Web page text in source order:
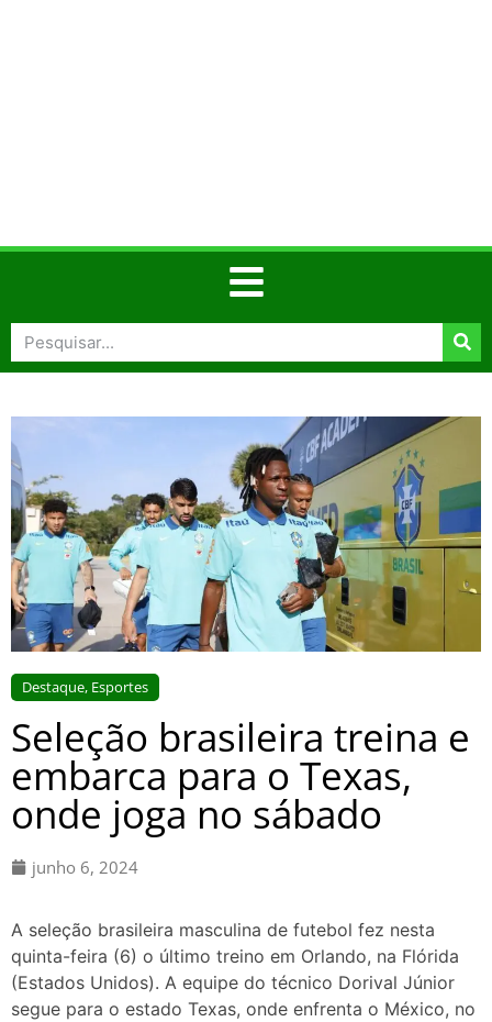
Destaque, Esportes
Seleção brasileira treina e
embarca para o Texas,
onde joga no sábado
junho 6, 2024
A seleção brasileira masculina de futebol fez nesta
quinta-feira (6) o último treino em Orlando, na Flórida
(Estados Unidos). A equipe do técnico Dorival Júnior
segue para o estado Texas, onde enfrenta o México, no